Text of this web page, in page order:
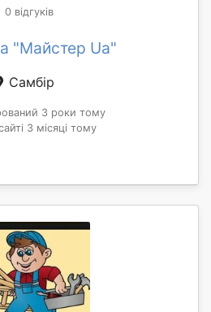
0 відгуків
"Майстер Ua"
Самбір
3 роки тому
3 місяці тому